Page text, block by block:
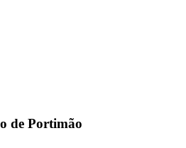
de Portimão